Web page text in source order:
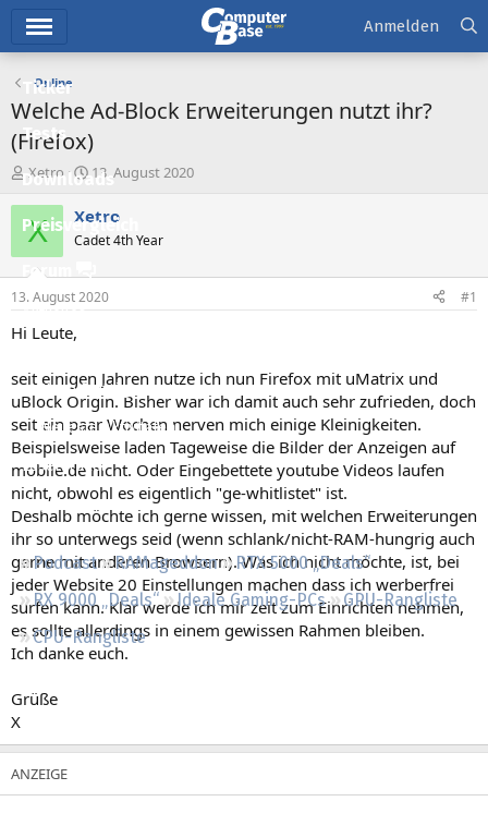
Ticker
Tests
Downloads
Preisvergleich
Forum
Aktuelles
Neue Beiträge
Neueste Aktivitäten
Leserartikel
Regeln
Podcast RAMageddon
RTX 5000 „Deals“
RX 9000 „Deals“
Ideale Gaming-PCs
GPU-Rangliste
CPU-Rangliste
Anmelden
Online
Welche Ad-Block Erweiterungen nutzt ihr?
(Firefox)
E
r
s
t
e
Xetro
E
r
s
e
l
t
13. August 2020
X Xetro
Cadet 4th Year
13. August 2020 #1
Hi Leute,
seit einigen Jahren nutze ich nun Firefox mit uMatrix und
uBlock Origin. Bisher war ich damit auch sehr zufrieden, doch
seit ein paar Wochen nerven mich einige Kleinigkeiten.
Beispielsweise laden Tageweise die Bilder der Anzeigen auf
mobile.de nicht. Oder Eingebettete youtube Videos laufen
nicht, obwohl es eigentlich "ge-whitlistet" ist.
Deshalb möchte ich gerne wissen, mit welchen Erweiterungen
ihr so unterwegs seid (wenn schlank/nicht-RAM-hungrig auch
gerne mit anderen Browsern). Was ich nicht möchte, ist, bei
jeder Website 20 Einstellungen machen dass ich werberfrei
surfen kann. Klar werde ich mir zeit zum Einrichten nehmen,
es sollte allerdings in einem gewissen Rahmen bleiben.
Ich danke euch.
Grüße
X